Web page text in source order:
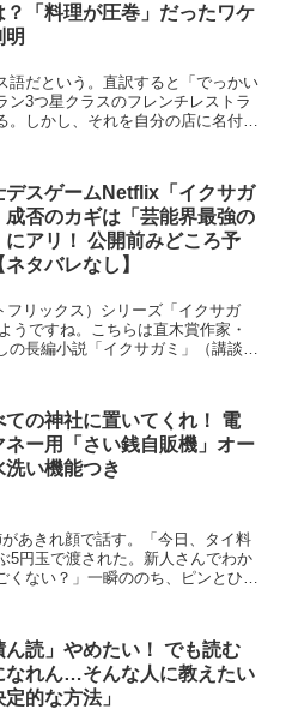
？「料理が圧巻」だったワケ
明
語だという。直訳すると「でっかい
ン3つ星クラスのフレンチレストラ
しかし、それを自分の店に名付け
デスゲームNetflix「イクサガ
成否のカギは「芸能界最強の
にアリ！ 公開前みどころ予
タバレなし】
フリックス）シリーズ「イクサガ
うですね。こちらは直木賞作家・
の長編小説「イクサガミ」（講談
ての神社に置いてくれ！ 電
ネー用「さい銭自販機」オー
洗い機能つき
あきれ顔で話す。「今日、タイ料
5円玉で渡された。新人さんでわか
ない？」一瞬ののち、ピンとひら
ん読」やめたい！ でも読む
なれん…そんな人に教えたい
定的な方法」